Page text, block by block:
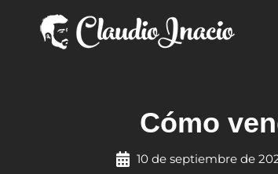
contenido
Cómo
10 de septiembre de